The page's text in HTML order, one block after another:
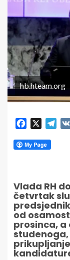
hb.hteam.org
Facebook
Vlada RH
četvrtak
od
prosinca, a